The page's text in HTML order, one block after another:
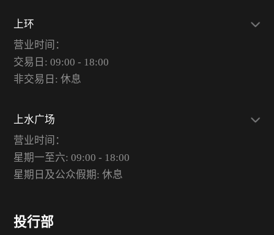
上环
营业时间：
交易日: 09:00 - 18:00
非交易日: 休息
上水广场
营业时间：
星期一至六: 09:00 - 18:00
星期日及公众假期: 休息
投行部